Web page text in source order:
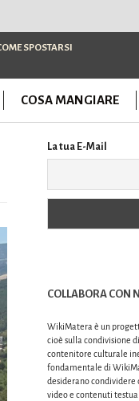
SPOSTARSI
COSA MANGIARE
La tua E-Mail
COLLABORA CON
WikiMatera è un
cioè sulla condivisione
contenitore culturale
fondamentale di
desiderano condividere
video e contenuti